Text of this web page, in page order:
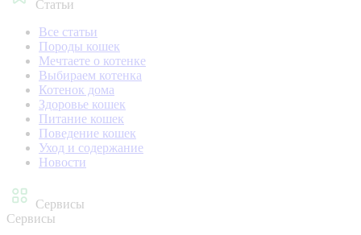
Статьи
Все статьи
Породы кошек
Мечтаете о котенке
Выбираем котенка
Котенок дома
Здоровье кошек
Питание кошек
Поведение кошек
Уход и содержание
Новости
Сервисы
Сервисы